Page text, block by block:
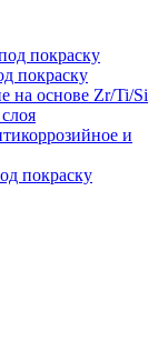
покраску
покраску
на основе Zr/Ti/Si
и
покраску